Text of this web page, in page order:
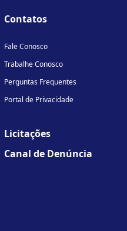
Contatos
Fale Conosco
Trabalhe Conosco
Perguntas Frequentes
Portal de Privacidade
Licitações
Canal de Denúncia